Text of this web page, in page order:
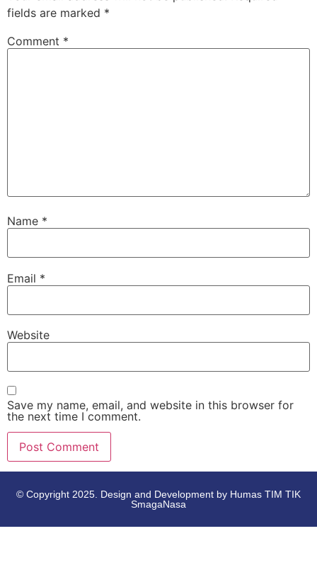
fields are marked *
Comment *
Name *
Email *
Website
Save my name, email, and website in this browser for
the next time I comment.
© Copyright 2025. Design and Development by Humas TIM TIK
SmagaNasa